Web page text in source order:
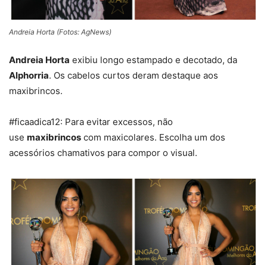
Andreia Horta (Fotos: AgNews)
Andreia Horta exibiu longo estampado e decotado, da
Alphorria. Os cabelos curtos deram destaque aos
maxibrincos.
#ficaadica12: Para evitar excessos, não
use maxibrincos com maxicolares. Escolha um dos
acessórios chamativos para compor o visual.